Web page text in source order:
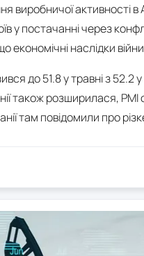
виробничої активності
у постачанні через
економічні наслідки
до 51.8 у травні з 52.2
також розширилася,
там повідомили про